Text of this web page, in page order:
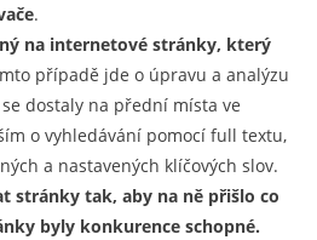
.
na internetové stránky, který
případě jde o úpravu a analýzu
dostaly na přední místa ve
o vyhledávání pomocí full textu,
a nastavených klíčových slov.
stránky tak, aby na ně přišlo co
byly konkurence schopné.